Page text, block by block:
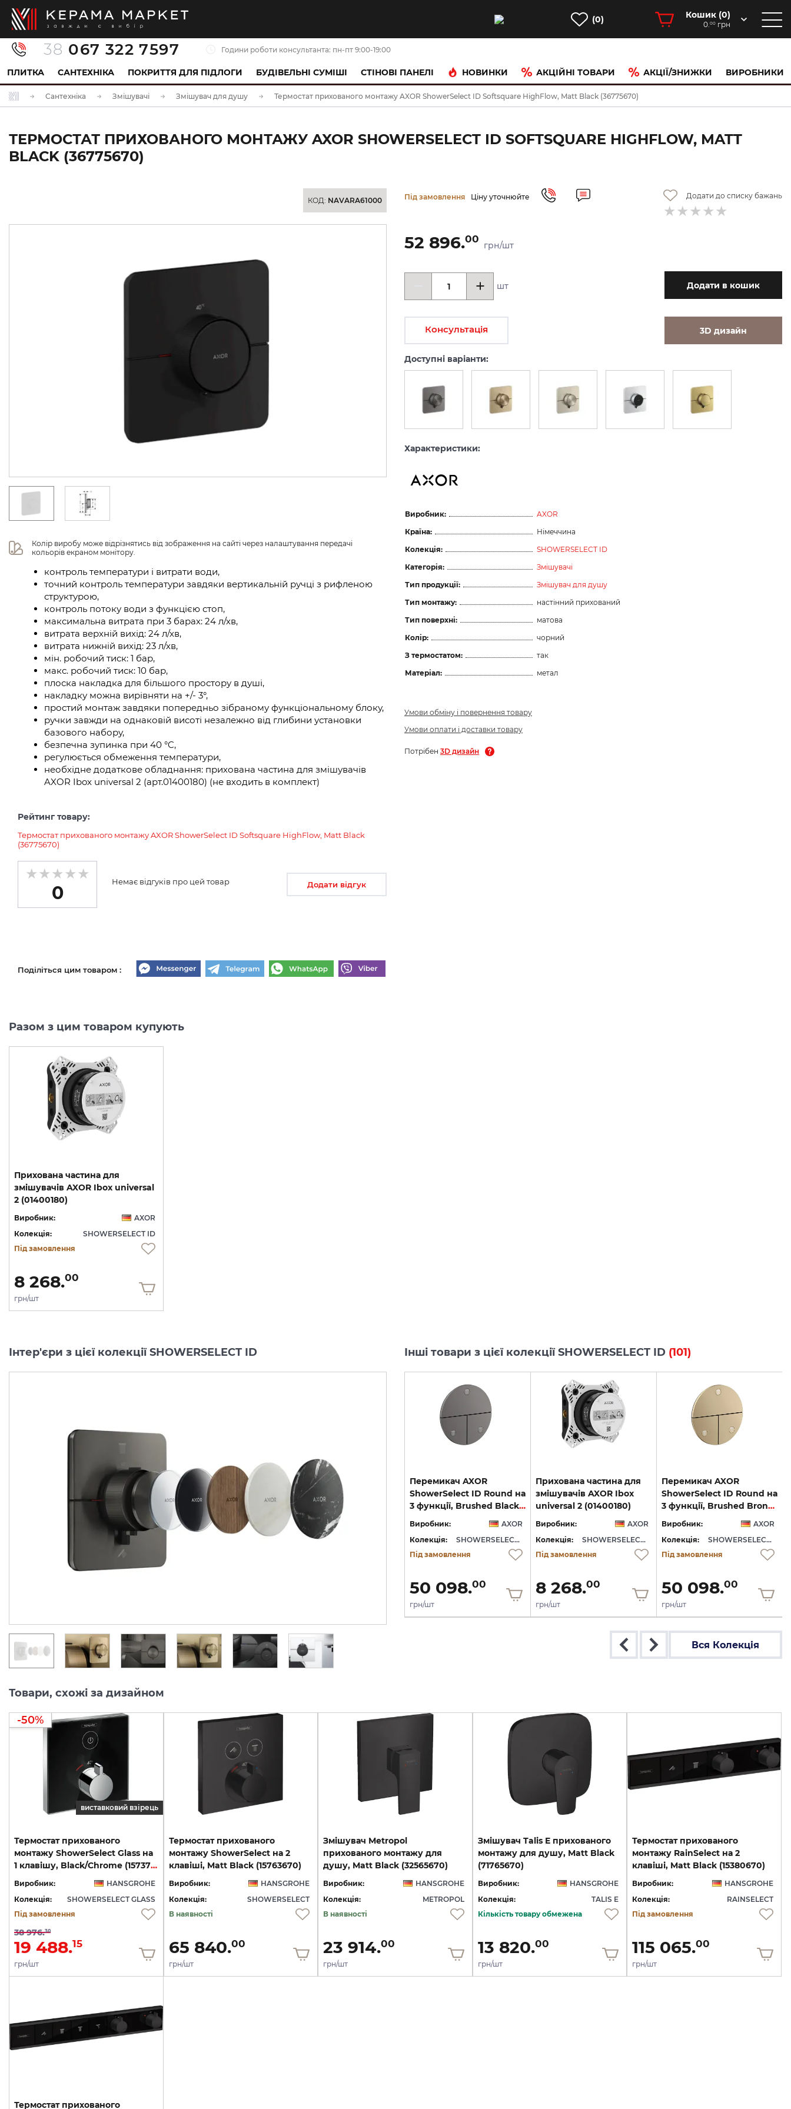
(0) Кошик (0)
0.00 грн
38 067 322 7597 Години роботи консультанта: пн-пт 9:00-19:00
ПЛИТКА САНТЕХНІКА ПОКРИТТЯ ДЛЯ ПІДЛОГИ БУДІВЕЛЬНІ СУМІШІ CТІНОВІ ПАНЕЛІ НОВИНКИ АКЦІЙНІ ТОВАРИ АКЦІЇ/ЗНИЖКИ ВИРОБНИКИ
Сантехніка Змішувачі Змішувач для душу Термостат прихованого монтажу AXOR ShowerSelect ID Softsquare HighFlow, Matt Black (36775670)
ТЕРМОСТАТ ПРИХОВАНОГО МОНТАЖУ AXOR SHOWERSELECT ID SOFTSQUARE HIGHFLOW, MATT
BLACK (36775670)
КОД: NAVARA61000
Колір виробу може відрізнятись від зображення на сайті через налаштування передачі
кольорів екраном монітору.
контроль температури і витрати води,
точний контроль температури завдяки вертикальній ручці з рифленою
структурою,
контроль потоку води з функцією стоп,
максимальна витрата при 3 барах: 24 л/хв,
витрата верхній вихід: 24 л/хв,
витрата нижній вихід: 23 л/хв,
мін. робочий тиск: 1 бар,
макс. робочий тиск: 10 бар,
плоска накладка для більшого простору в душі,
накладку можна вирівняти на +/- 3°,
простий монтаж завдяки попередньо зібраному функціональному блоку,
ручки завжди на однаковій висоті незалежно від глибини установки
базового набору,
безпечна зупинка при 40 °C,
регулюється обмеження температури,
необхідне додаткове обладнання: прихована частина для змішувачів
AXOR Ibox universal 2 (арт.01400180) (не входить в комплект)
Під замовлення Ціну уточнюйте Додати до списку бажань
52 896.00
грн/шт
шт Додати в кошик
Консультація 3D дизайн
Доступні варіанти:
Характеристики:
Виробник:
AXOR
Країна:
Німеччина
Колекція:
SHOWERSELECT ID
Категорія:
Змішувачі
Тип продукції:
Змішувач для душу
Тип монтажу:
настінний прихований
Тип поверхні:
матова
Колір:
чорний
З термостатом:
так
Матеріал:
метал
Умови обміну і повернення товару
Умови оплати і доставки товару
Потрібен 3D дизайн
Рейтинг товару:
Термостат прихованого монтажу AXOR ShowerSelect ID Softsquare HighFlow, Matt Black
(36775670)
0
Немає відгуків про цей товар Додати відгук
Поділіться цим товаром :
Разом з цим товаром купують
Прихована частина для
змішувачів AXOR Ibox universal
2 (01400180)
Виробник:
AXOR
Колекція:
SHOWERSELECT ID
Під замовлення
8 268.00
грн/шт
Інтер'єри з цієї колекції SHOWERSELECT ID Інші товари з цієї колекції SHOWERSELECT ID (101)
Перемикач AXOR
ShowerSelect ID
AXOR
Перемикач AXOR
ShowerSelect ID
Виробник:
AXOR
Перемикач AXOR
ShowerSelect ID Square
Виробник:
Колекція:
Перемикач AXOR
ShowerSelect ID Round на
3 функції, Brushed Black Chrome (36779340)
Виробник:
AXOR
Колекція:
SHOWERSELECT ID
Під замовлення
50 098.00
грн/шт
Прихована частина для
змішувачів AXOR Ibox
universal 2 (01400180)
Виробник:
AXOR
Колекція:
SHOWERSELECT ID
Під замовлення
8 268.00
грн/шт
Перемикач AXOR
ShowerSelect ID Round на
3 функції, Brushed Bronze (36779140)
Виробник:
AXOR
Колекція:
SHOWERSELECT ID
Під замовлення
50 098.00
грн/шт
Вся Колекція
Товари, схожі за дизайном
виставковий взірець
-50%
Термостат прихованого
монтажу ShowerSelect Glass на
1 клавішу, Black/Chrome (15737600)
Виробник:
HANSGROHE
Колекція:
SHOWERSELECT GLASS
Під замовлення
38 976.30
19 488.15
грн/шт
Термостат прихованого
монтажу ShowerSelect на 2
клавіші, Matt Black (15763670)
Виробник:
HANSGROHE
Колекція:
SHOWERSELECT
В наявності
65 840.00
грн/шт
Змішувач Metropol
прихованого монтажу для
душу, Matt Black (32565670)
Виробник:
HANSGROHE
Колекція:
METROPOL
В наявності
23 914.00
грн/шт
Змішувач Talis E прихованого
монтажу для душу, Matt Black
(71765670)
Виробник:
HANSGROHE
Колекція:
TALIS E
Кількість товару обмежена
13 820.00
грн/шт
Термостат прихованого
монтажу RainSelect на 2
клавіші, Matt Black (15380670)
Виробник:
HANSGROHE
Колекція:
RAINSELECT
Під замовлення
115 065.00
грн/шт
Термостат прихованого